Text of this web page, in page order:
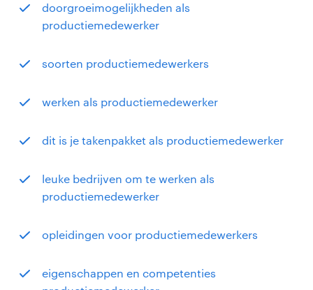
doorgroeimogelijkheden als
productiemedewerker
soorten productiemedewerkers
werken als productiemedewerker
dit is je takenpakket als productiemedewerker
leuke bedrijven om te werken als
productiemedewerker
opleidingen voor productiemedewerkers
eigenschappen en competenties